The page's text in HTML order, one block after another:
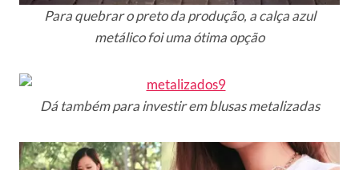
Para quebrar o preto da produção, a calça azul
metálico foi uma ótima opção
Dá também para investir em blusas metalizadas